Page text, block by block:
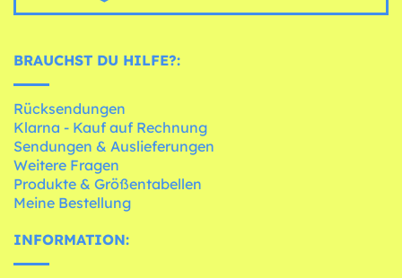
BRAUCHST DU HILFE?:
Rücksendungen
Klarna - Kauf auf Rechnung
Sendungen & Auslieferungen
Weitere Fragen
Produkte & Größentabellen
Meine Bestellung
INFORMATION: